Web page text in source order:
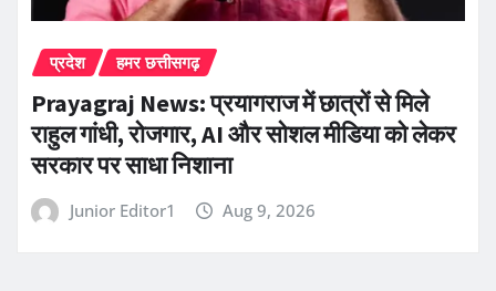
प्रदेश हमर छत्तीसगढ़
Prayagraj News: प्रयागराज में छात्रों से मिले
राहुल गांधी, रोजगार, AI और सोशल मीडिया को लेकर
सरकार पर साधा निशाना
Junior Editor1 Aug 9, 2026